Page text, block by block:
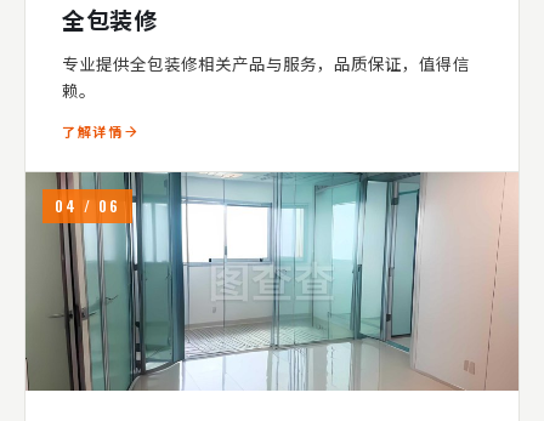
全包装修
专业提供全包装修相关产品与服务，品质保证，值得信
赖。
了解详情
04 / 06